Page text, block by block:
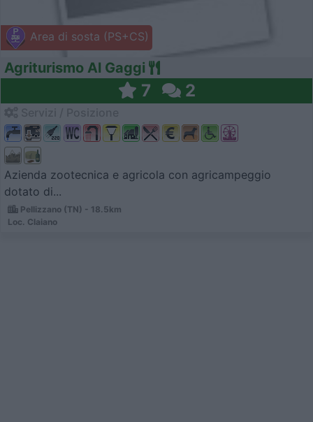
Area di sosta (PS+CS)
Agriturismo Al Gaggi
7 2
Azienda zootecnica e agricola con agricampeggio
dotato di...
Pellizzano (TN) - 18.5km
Loc. Claiano